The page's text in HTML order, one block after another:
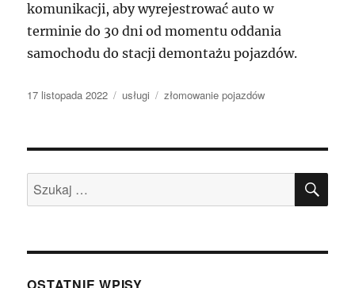
komunikacji, aby wyrejestrować auto w
terminie do 30 dni od momentu oddania
samochodu do stacji demontażu pojazdów.
Data
17 listopada 2022 Kategorie
usługi Tagi
złomowanie pojazdów
Szukaj: